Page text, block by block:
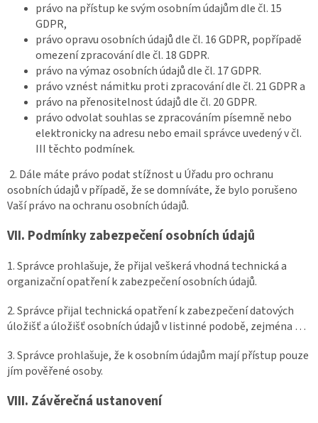
právo na přístup ke svým osobním údajům dle čl. 15
GDPR,
právo opravu osobních údajů dle čl. 16 GDPR, popřípadě
omezení zpracování dle čl. 18 GDPR.
právo na výmaz osobních údajů dle čl. 17 GDPR.
právo vznést námitku proti zpracování dle čl. 21 GDPR a
právo na přenositelnost údajů dle čl. 20 GDPR.
právo odvolat souhlas se zpracováním písemně nebo
elektronicky na adresu nebo email správce uvedený v čl.
III těchto podmínek.
2. Dále máte právo podat stížnost u Úřadu pro ochranu
osobních údajů v případě, že se domníváte, že bylo porušeno
Vaší právo na ochranu osobních údajů.
VII. Podmínky zabezpečení osobních údajů
1. Správce prohlašuje, že přijal veškerá vhodná technická a
organizační opatření k zabezpečení osobních údajů.
2. Správce přijal technická opatření k zabezpečení datových
úložišť a úložišť osobních údajů v listinné podobě, zejména …
3. Správce prohlašuje, že k osobním údajům mají přístup pouze
jím pověřené osoby.
VIII. Závěrečná ustanovení